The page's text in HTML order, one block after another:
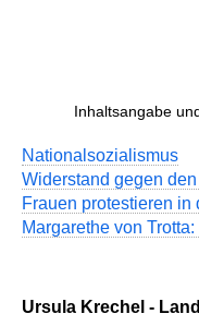
Inhaltsangabe
Nationalsozialismus
Widerstand gegen
Frauen protestieren
Margarethe von
Ursula Krechel -